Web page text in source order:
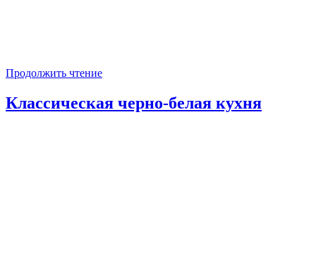
Продолжить чтение
Классическая черно-белая кухня